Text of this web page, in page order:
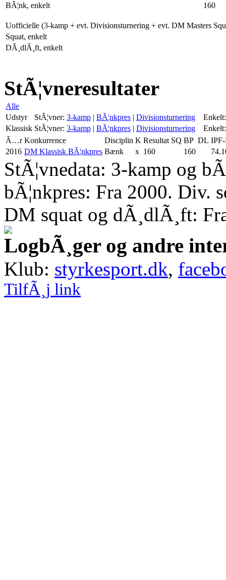
BÃ¦nk, enkelt
160
Uofficielle (3-kamp + evt. Divisionsturnering + evt. DM Masters
Squat, enkelt
DÃ¸dlÃ¸ft, enkelt
StÃ¦vneresultater
Alle
Udstyr
StÃ¦vner: 3-kamp | BÃ¦nkpres | Divisionsturnering
Enkelt:
Klassisk StÃ¦vner: 3-kamp | BÃ¦nkpres | Divisionsturnering
Enkelt:
Ã…r Konkurrence Disciplin K Resultat SQ BP DL IPF-
2016 DM Klassisk BÃ¦nkpres Bænk x 160 160
StÃ¦vnedata: 3-kamp og
bÃ¦nkpres: Fra 2000. Div.
DM squat og dÃ¸dlÃ¸ft:
LogbÃ¸ger og andre
Klub: styrkesport.dk,
TilfÃ¸j link